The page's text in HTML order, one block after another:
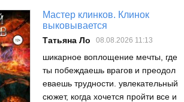
Мастер клинков. Клинок
выковывается
Татьяна Ло 08.08.2026 11:13
шикарное воплощение мечты, где
ты побеждаешь врагов и преодол
еваешь трудности. увлекательный
сюжет, когда хочется пройти все и